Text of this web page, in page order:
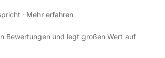
· Mehr erfahren
Bewertungen und legt großen Wert auf